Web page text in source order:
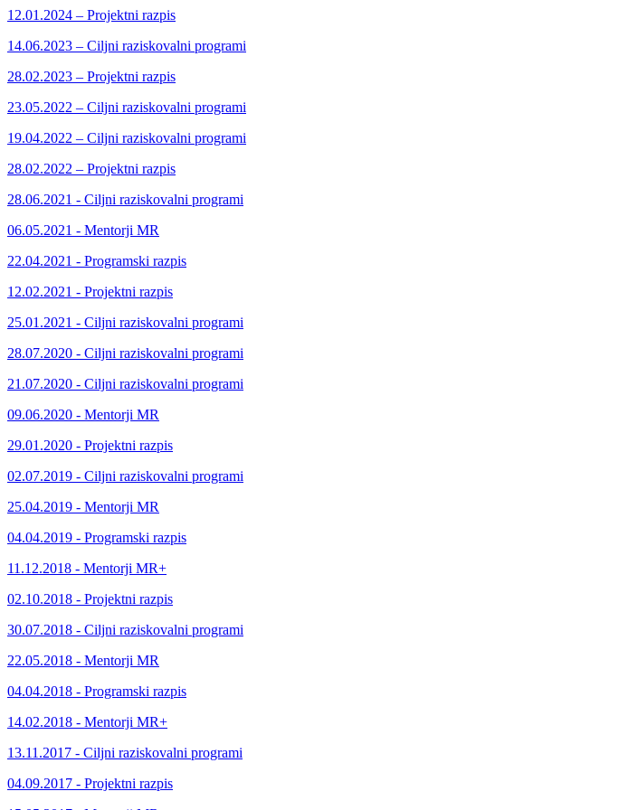
12.01.2024 – Projektni razpis
14.06.2023 – Ciljni raziskovalni programi
28.02.2023 – Projektni razpis
23.05.2022 – Ciljni raziskovalni programi
19.04.2022 – Ciljni raziskovalni programi
28.02.2022 – Projektni razpis
28.06.2021 - Ciljni raziskovalni programi
06.05.2021 - Mentorji MR
22.04.2021 - Programski razpis
12.02.2021 - Projektni razpis
25.01.2021 - Ciljni raziskovalni programi
28.07.2020 - Ciljni raziskovalni programi
21.07.2020 - Ciljni raziskovalni programi
09.06.2020 - Mentorji MR
29.01.2020 - Projektni razpis
02.07.2019 - Ciljni raziskovalni programi
25.04.2019 - Mentorji MR
04.04.2019 - Programski razpis
11.12.2018 - Mentorji MR+
02.10.2018 - Projektni razpis
30.07.2018 - Ciljni raziskovalni programi
22.05.2018 - Mentorji MR
04.04.2018 - Programski razpis
14.02.2018 - Mentorji MR+
13.11.2017 - Ciljni raziskovalni programi
04.09.2017 - Projektni razpis